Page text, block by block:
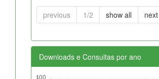
previous 1/2 show all next
Downloads e Consultas por ano